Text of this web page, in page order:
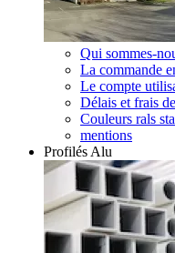
Qui sommes-
La commande
Le compte
Délais et frais
Couleurs rals
mentions
Profilés Alu